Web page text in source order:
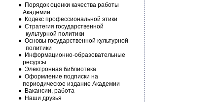
● Порядок оценки качества работы
Академии
● Кодекс профессиональной этики
● Стратегия государственной
культурной политики
● Основы государственной культурной
политики
● Информационно-образовательные
ресурсы
● Электронная библиотека
● Оформление подписки на
периодическое издание Академии
● Вакансии, работа
● Наши друзья